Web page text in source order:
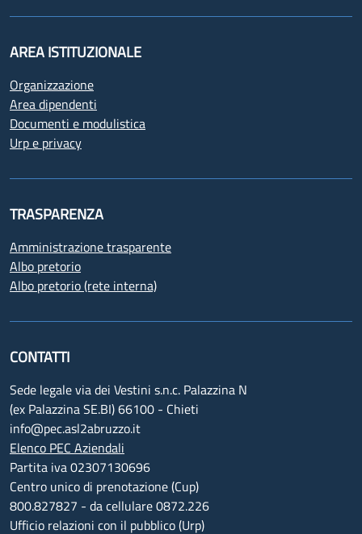
AREA ISTITUZIONALE
Organizzazione
Area dipendenti
Documenti e modulistica
Urp e privacy
TRASPARENZA
Amministrazione trasparente
Albo pretorio
Albo pretorio (rete interna)
CONTATTI
Sede legale via dei Vestini s.n.c. Palazzina N
(ex Palazzina SE.BI) 66100 - Chieti
info@pec.asl2abruzzo.it
Elenco PEC Aziendali
Partita iva 02307130696
Centro unico di prenotazione (Cup)
800.827827 - da cellulare 0872.226
Ufficio relazioni con il pubblico (Urp)